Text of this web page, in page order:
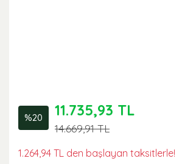
%20 11.735,93 TL
14.669,91 TL
1.264,94 TL den başlayan taksitlerle!